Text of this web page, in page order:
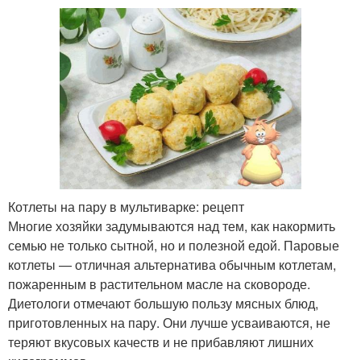
Котлеты на пару в мультиварке: рецепт
Многие хозяйки задумываются над тем, как накормить
семью не только сытной, но и полезной едой. Паровые
котлеты — отличная альтернатива обычным котлетам,
пожаренным в растительном масле на сковороде.
Диетологи отмечают большую пользу мясных блюд,
приготовленных на пару. Они лучше усваиваются, не
теряют вкусовых качеств и не прибавляют лишних